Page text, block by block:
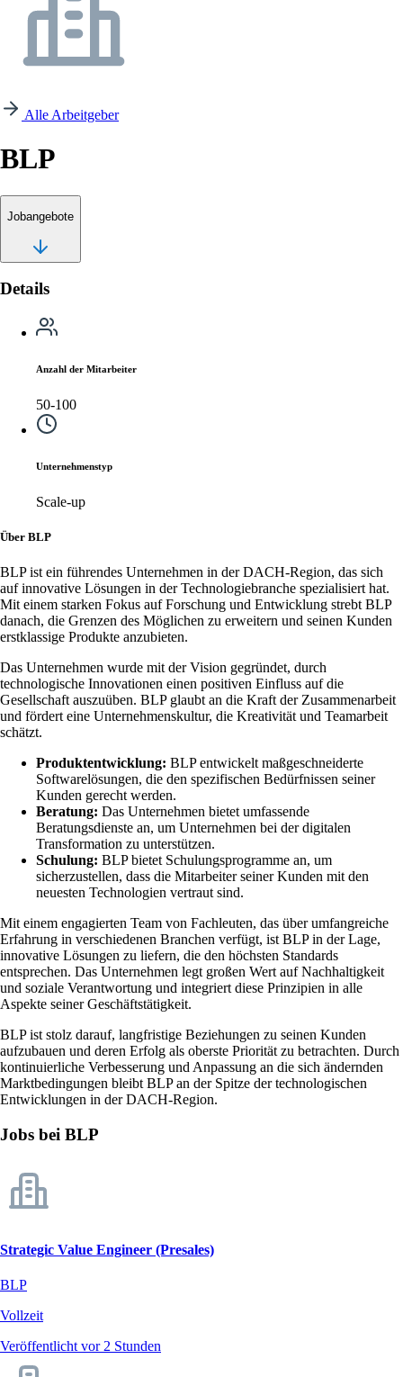
Alle Arbeitgeber
BLP
Jobangebote
Details
Anzahl der Mitarbeiter
50-100
Unternehmenstyp
Scale-up
Über BLP
BLP ist ein führendes Unternehmen in der DACH-Region, das sich
auf innovative Lösungen in der Technologiebranche spezialisiert hat.
Mit einem starken Fokus auf Forschung und Entwicklung strebt BLP
danach, die Grenzen des Möglichen zu erweitern und seinen Kunden
erstklassige Produkte anzubieten.
Das Unternehmen wurde mit der Vision gegründet, durch
technologische Innovationen einen positiven Einfluss auf die
Gesellschaft auszuüben. BLP glaubt an die Kraft der Zusammenarbeit
und fördert eine Unternehmenskultur, die Kreativität und Teamarbeit
schätzt.
Produktentwicklung: BLP entwickelt maßgeschneiderte
Softwarelösungen, die den spezifischen Bedürfnissen seiner
Kunden gerecht werden.
Beratung: Das Unternehmen bietet umfassende
Beratungsdienste an, um Unternehmen bei der digitalen
Transformation zu unterstützen.
Schulung: BLP bietet Schulungsprogramme an, um
sicherzustellen, dass die Mitarbeiter seiner Kunden mit den
neuesten Technologien vertraut sind.
Mit einem engagierten Team von Fachleuten, das über umfangreiche
Erfahrung in verschiedenen Branchen verfügt, ist BLP in der Lage,
innovative Lösungen zu liefern, die den höchsten Standards
entsprechen. Das Unternehmen legt großen Wert auf Nachhaltigkeit
und soziale Verantwortung und integriert diese Prinzipien in alle
Aspekte seiner Geschäftstätigkeit.
BLP ist stolz darauf, langfristige Beziehungen zu seinen Kunden
aufzubauen und deren Erfolg als oberste Priorität zu betrachten. Durch
kontinuierliche Verbesserung und Anpassung an die sich ändernden
Marktbedingungen bleibt BLP an der Spitze der technologischen
Entwicklungen in der DACH-Region.
Jobs bei BLP
Strategic Value Engineer (Presales)
BLP
Vollzeit
Veröffentlicht vor 2 Stunden